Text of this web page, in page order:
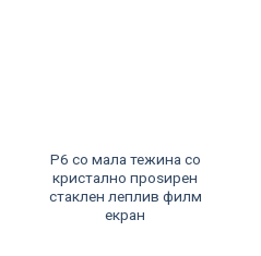
P6 со мала тежина со
кристално проѕирен
стаклен леплив филм
екран